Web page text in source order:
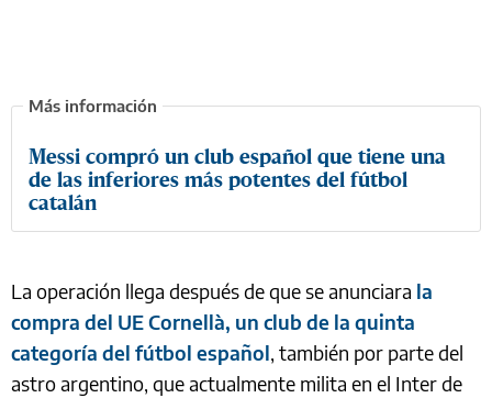
Messi compró un club español que tiene una
de las inferiores más potentes del fútbol
catalán
La operación llega después de que se anunciara la
compra del UE Cornellà, un club de la quinta
categoría del fútbol español, también por parte del
astro argentino, que actualmente milita en el Inter de